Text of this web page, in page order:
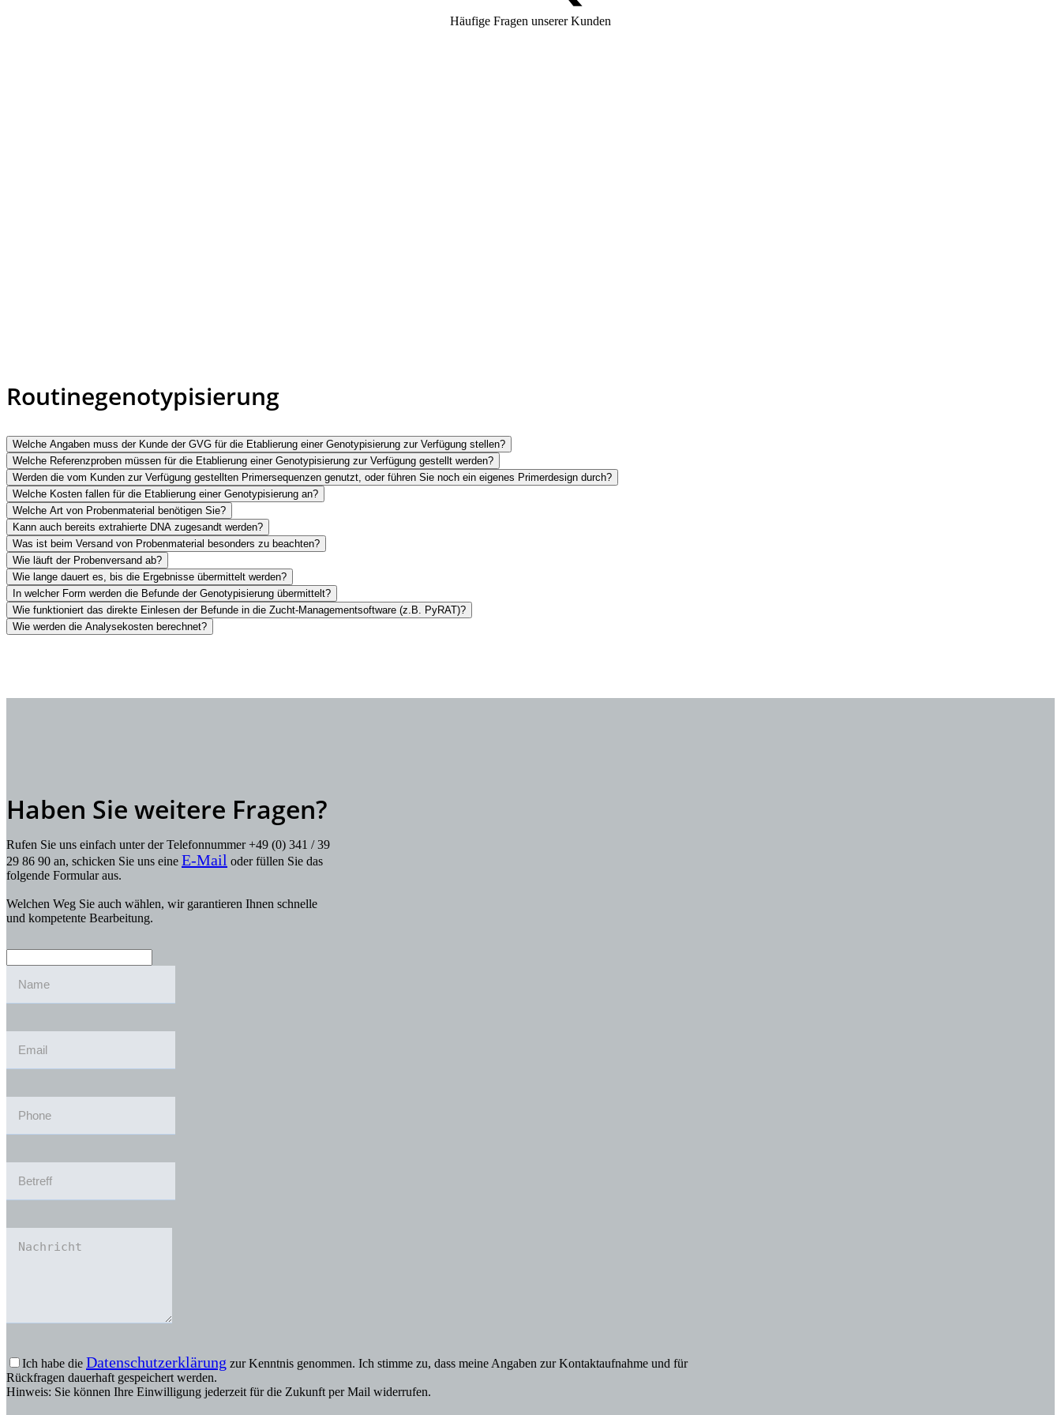
Häufige Fragen unserer Kunden
Routinegenotypisierung
Welche Angaben muss der Kunde der GVG für die Etablierung einer Genotypisierung zur Verfügung stellen?
Welche Referenzproben müssen für die Etablierung einer Genotypisierung zur Verfügung gestellt werden?
Werden die vom Kunden zur Verfügung gestellten Primersequenzen genutzt, oder führen Sie noch ein eigenes Primerdesign durch?
Welche Kosten fallen für die Etablierung einer Genotypisierung an?
Welche Art von Probenmaterial benötigen Sie?
Kann auch bereits extrahierte DNA zugesandt werden?
Was ist beim Versand von Probenmaterial besonders zu beachten?
Wie läuft der Probenversand ab?
Wie lange dauert es, bis die Ergebnisse übermittelt werden?
In welcher Form werden die Befunde der Genotypisierung übermittelt?
Wie funktioniert das direkte Einlesen der Befunde in die Zucht-Managementsoftware (z.B. PyRAT)?
Wie werden die Analysekosten berechnet?
Haben Sie weitere Fragen?
Rufen Sie uns einfach unter der Telefonnummer +49 (0) 341 / 39
29 86 90 an, schicken Sie uns eine E-Mail oder füllen Sie das
folgende Formular aus.
Welchen Weg Sie auch wählen, wir garantieren Ihnen schnelle
und kompetente Bearbeitung.
Ich habe die Datenschutzerklärung zur Kenntnis genommen. Ich stimme zu, dass meine Angaben zur Kontaktaufnahme und für
Rückfragen dauerhaft gespeichert werden.
Hinweis: Sie können Ihre Einwilligung jederzeit für die Zukunft per Mail widerrufen.